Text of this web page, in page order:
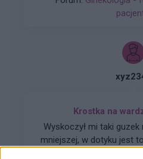
systen 50 i ponownie
okresu nie wywołały.
wyszedł bardzo niski
14. Co
Krostka na
Wyskoczył mi taki
mniejszej, w dotyku jest